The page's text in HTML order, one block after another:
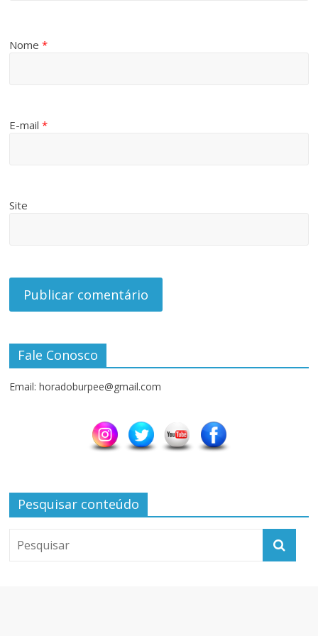
Nome*
E-mail*
Site
Fale Conosco
Email: horadoburpee@gmail.com
Pesquisar conteúdo